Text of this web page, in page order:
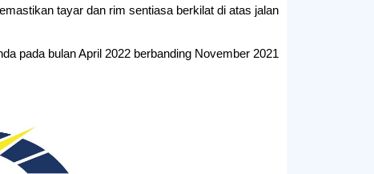
tayar dan rim sentiasa berkilat di atas jalan.
pada bulan April 2022 berbanding November 2021